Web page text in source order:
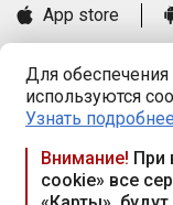
Для обеспечения
используются
Узнать подробнее
Внимание! При
cookie» все
App store
Книга замечаний и
Правила и документы
Praca.by ©
Республика
117а, пом. № 9.